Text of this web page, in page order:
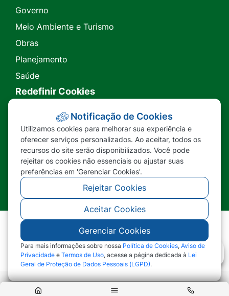
Governo
Meio Ambiente e Turismo
Obras
Planejamento
Saúde
Redefinir Cookies
Transparência
Ouvidoria
SIC
©2026 - Prefeitura Municipal de Nova Lacerda -
MT - Todos os direitos reservados
Notificação de Cookies
Utilizamos cookies para melhorar sua experiência e
oferecer serviços personalizados. Ao aceitar, todos os
recursos do site serão disponibilizados. Você pode
rejeitar os cookies não essenciais ou ajustar suas
preferências em 'Gerenciar Cookies'.
Rejeitar Cookies
Aceitar Cookies
Gerenciar Cookies
Para mais informações sobre nossa Política de Cookies, Aviso de
Privacidade e Termos de Uso, acesse a página dedicada à Lei
Geral de Proteção de Dados Pessoais (LGPD).